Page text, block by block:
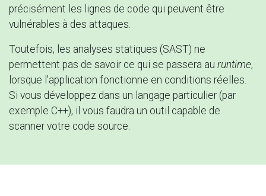
précisément les lignes de code qui peuvent être
vulnérables à des attaques.
Toutefois, les analyses statiques (SAST) ne
permettent pas de savoir ce qui se passera au runtime,
lorsque l'application fonctionne en conditions réelles.
Si vous développez dans un langage particulier (par
exemple C++), il vous faudra un outil capable de
scanner votre code source.